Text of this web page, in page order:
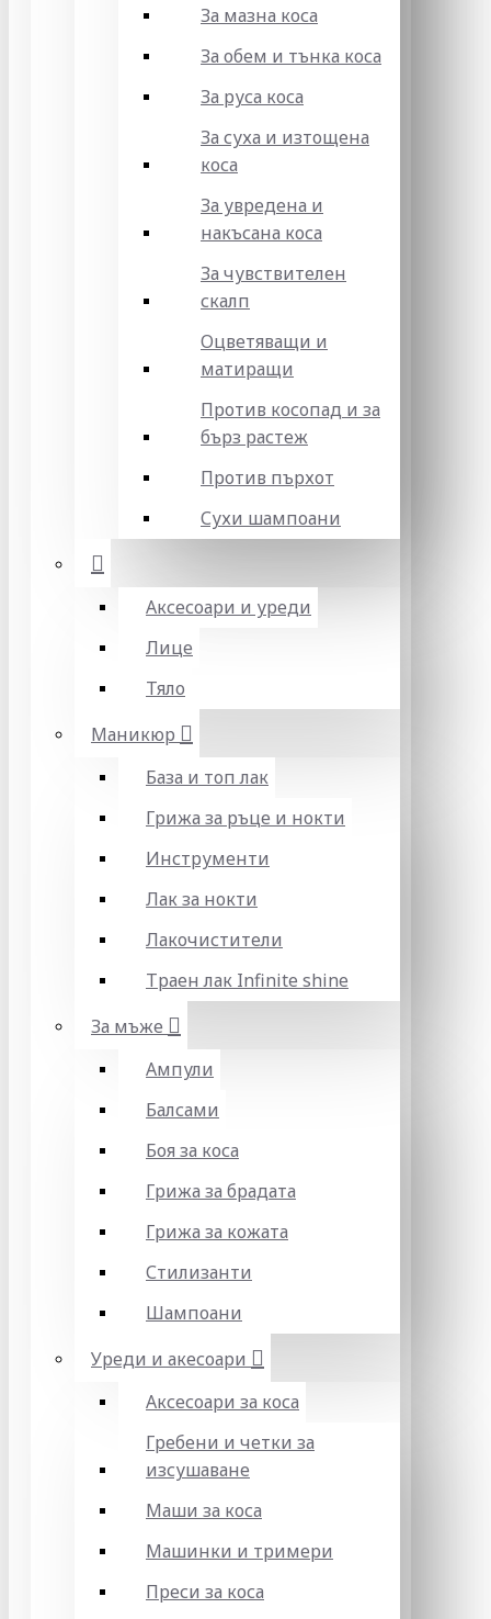
За мазна коса
За обем и тънка коса
За руса коса
За суха и изтощена
коса
За увредена и
накъсана коса
За чувствителен
скалп
Оцветяващи и
матиращи
Против косопад и за
бърз растеж
Против пърхот
Сухи шампоани
Аксесоари и уреди
Лице
Тяло
Маникюр
База и топ лак
Грижа за ръце и нокти
Инструменти
Лак за нокти
Лакочистители
Траен лак Infinite shine
За мъже
Ампули
Балсами
Боя за коса
Грижа за брадата
Грижа за кожата
Стилизанти
Шампоани
Уреди и акесоари
Аксесоари за коса
Гребени и четки за
изсушаване
Маши за коса
Машинки и тримери
Преси за коса